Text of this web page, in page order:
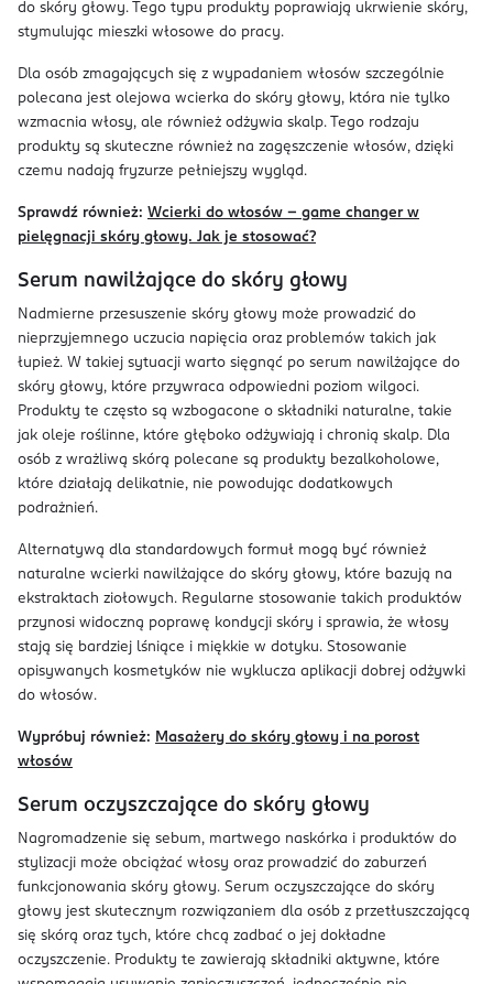
do skóry głowy. Tego typu produkty poprawiają ukrwienie skóry,
stymulując mieszki włosowe do pracy.
Dla osób zmagających się z wypadaniem włosów szczególnie
polecana jest olejowa wcierka do skóry głowy, która nie tylko
wzmacnia włosy, ale również odżywia skalp. Tego rodzaju
produkty są skuteczne również na zagęszczenie włosów, dzięki
czemu nadają fryzurze pełniejszy wygląd.
Sprawdź również: Wcierki do włosów – game changer w
pielęgnacji skóry głowy. Jak je stosować?
Serum nawilżające do skóry głowy
Nadmierne przesuszenie skóry głowy może prowadzić do
nieprzyjemnego uczucia napięcia oraz problemów takich jak
łupież. W takiej sytuacji warto sięgnąć po serum nawilżające do
skóry głowy, które przywraca odpowiedni poziom wilgoci.
Produkty te często są wzbogacone o składniki naturalne, takie
jak oleje roślinne, które głęboko odżywiają i chronią skalp. Dla
osób z wrażliwą skórą polecane są produkty bezalkoholowe,
które działają delikatnie, nie powodując dodatkowych
podrażnień.
Alternatywą dla standardowych formuł mogą być również
naturalne wcierki nawilżające do skóry głowy, które bazują na
ekstraktach ziołowych. Regularne stosowanie takich produktów
przynosi widoczną poprawę kondycji skóry i sprawia, że włosy
stają się bardziej lśniące i miękkie w dotyku. Stosowanie
opisywanych kosmetyków nie wyklucza aplikacji dobrej odżywki
do włosów.
Wypróbuj również: Masażery do skóry głowy i na porost
włosów
Serum oczyszczające do skóry głowy
Nagromadzenie się sebum, martwego naskórka i produktów do
stylizacji może obciążać włosy oraz prowadzić do zaburzeń
funkcjonowania skóry głowy. Serum oczyszczające do skóry
głowy jest skutecznym rozwiązaniem dla osób z przetłuszczającą
się skórą oraz tych, które chcą zadbać o jej dokładne
oczyszczenie. Produkty te zawierają składniki aktywne, które